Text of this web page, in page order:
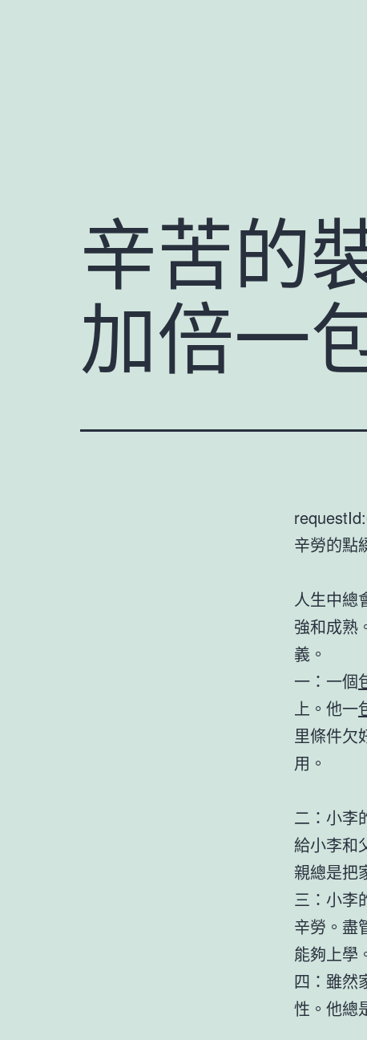
辛苦的
加倍一
辛勞的點
人生中總
強和成熟
義。
一：一個
上。他一
里條件欠
用。
二：小李
給小李和
親總是把
三：小李
辛勞。盡
能夠上學
四：雖然
性。他總